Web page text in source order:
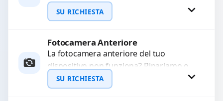
Interveniamo per risolvere guasti come
immagini sfocate, messa a fuoco non
SU RICHIESTA
Richiedi Preventivo
WhatsApp
Fotocamera Anteriore
La fotocamera anteriore del tuo
dispositivo non funziona? Ripariamo o
sostituiamo fotocamere guaste con
problemi come immagini sfocate, messa
SU RICHIESTA